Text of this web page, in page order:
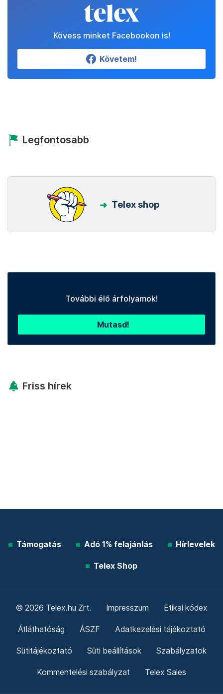
Kövess minket Facebookon is!
Követem!
Legfontosabb
Telex shop
További élő árfolyamok!
Mutasd!
Friss hírek
Támogatás Adó 1% felajánlás Hírlevelek
Telex Shop
© 2026 Telex.hu Zrt. Impresszum Etikai kódex
Átláthatóság ÁSZF Adatkezelési tájékoztató
Sütitájékoztató Süti beállítások Szabályzatok
Kommentelési szabályzat Telex Sales